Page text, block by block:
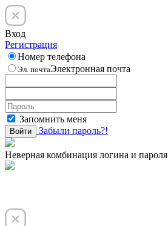
Вход
Регистрация
Номер телефона
Эл. почтаЭлектронная почта
Запомнить меня
Войти Забыли пароль?!
Неверная комбинация логина и пароля